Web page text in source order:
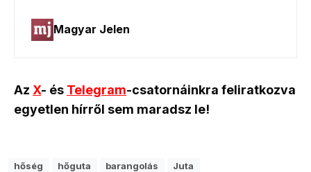
Az X- és Telegram-csatornáinkra feliratkozva
egyetlen hírről sem maradsz le!
hőség hőguta barangolás
Juta